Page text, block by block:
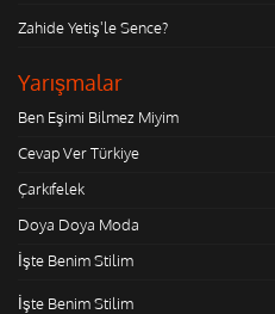
Zahide Yetiş'le Sence?
Yarışmalar
Ben Eşimi Bilmez Miyim
Cevap Ver Türkiye
Çarkıfelek
Doya Doya Moda
İşte Benim Stilim
İşte Benim Stilim